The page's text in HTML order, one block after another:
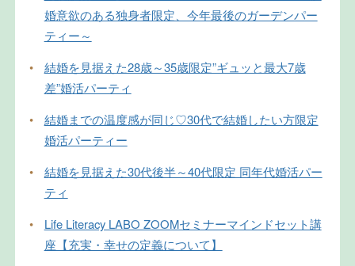
婚意欲のある独身者限定、今年最後のガーデンパー
ティー～
•
結婚を見据えた28歳～35歳限定”ギュッと最大7歳
差”婚活パーティ
•
結婚までの温度感が同じ♡30代で結婚したい方限定
婚活パーティー
•
結婚を見据えた30代後半～40代限定 同年代婚活パー
ティ
•
Life Literacy LABO ZOOMセミナーマインドセット講
座【充実・幸せの定義について】